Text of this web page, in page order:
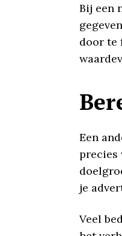
Bij een
door te
Een
precies
je
Veel